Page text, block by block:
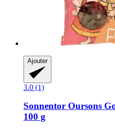
Ajouter
3.0 (1)
Sonnentor Oursons
100 g